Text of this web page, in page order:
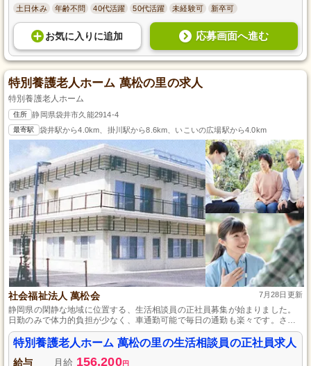
土日休み 年齢不問 40代活躍 50代活躍 未経験可 新卒可
お気に入り に追加 応募画面へ進む
特別養護老人ホーム 萬松の里の求人
特別養護老人ホーム
住所 静岡県袋井市久能2914-4
最寄駅 袋井駅から4.0km、掛川駅から8.6km、いこいの広場駅から4.0km
社会福祉法人 萬松会 7月28日更新
静岡県の閑静な地域に位置する、生活相談員の正社員募集が始まりました。
日勤のみで体力的負担が少なく、車通勤可能で毎日の通勤も楽々です。さら
に、産休育休制度が整っており、育児中の方も安心して働ける環境がここに
はあります。賞与4ヵ月分以上の支給もあり、モチベーション高く仕事に取り
組めます。介護福祉士や社会福祉士の資格をお持ちの方で、静岡県で意義あ
る仕事をしたい方はぜひご応募ください。
特別養護老人ホーム 萬松の里の生活相談員の正社員求人
給与 月給 156,200円